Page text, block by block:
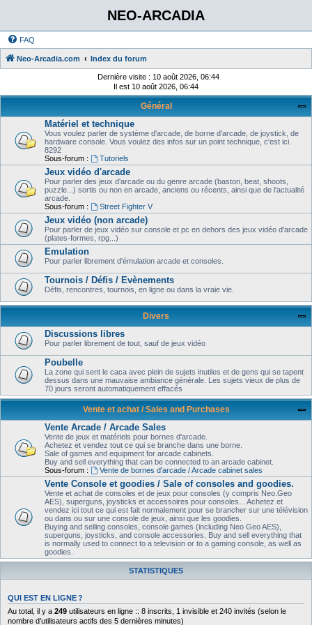
NEO-ARCADIA
FAQ
Neo-Arcadia.com Index du forum
Dernière visite : 10 août 2026, 06:44
Il est 10 août 2026, 06:44
Général
Matériel et technique
Vous voulez parler de système d'arcade, de borne d'arcade, de joystick, de
hardware console. Vous voulez des infos sur un point technique, c'est ici.
8292
Sous-forum :
Tutoriels
Jeux vidéo d'arcade
Pour parler des jeux d'arcade ou du genre arcade (baston, beat, shoots,
puzzle...) sortis ou non en arcade, anciens ou récents, ainsi que de l'actualité
arcade.
Sous-forum :
Street Fighter V
Jeux vidéo (non arcade)
Pour parler de jeux vidéo sur console et pc en dehors des jeux vidéo d'arcade
(plates-formes, rpg...)
Emulation
Pour parler librement d'émulation arcade et consoles.
Tournois / Défis / Evènements
Défis, rencontres, tournois, en ligne ou dans la vraie vie.
Divers
Discussions libres
Pour parler librement de tout, sauf de jeux vidéo
Poubelle
La zone qui sent le caca avec plein de sujets inutiles et de gens qui se tapent
dessus dans une mauvaise ambiance générale. Les sujets vieux de plus de
70 jours seront automatiquement effacés
Vente et achat / Sales and Purchases
Vente Arcade / Arcade Sales
Vente de jeux et matériels pour bornes d'arcade.
Achetez et vendez tout ce qui se branche dans une borne.
Sale of games and equipment for arcade cabinets.
Buy and sell everything that can be connected to an arcade cabinet.
Sous-forum :
Vente de bornes d'arcade / Arcade cabinet sales
Vente Console et goodies / Sale of consoles and goodies.
Vente et achat de consoles et de jeux pour consoles (y compris Neo.Geo
AES), superguns, joysticks et accessoires pour consoles... Achetez et
vendez ici tout ce qui est fait normalement pour se brancher sur une télévision
ou dans ou sur une console de jeux, ainsi que les goodies.
Buying and selling consoles, console games (including Neo Geo AES),
superguns, joysticks, and console accessories. Buy and sell everything that
is normally used to connect to a television or to a gaming console, as well as
goodies.
STATISTIQUES
QUI EST EN LIGNE ?
Au total, il y a 249 utilisateurs en ligne :: 8 inscrits, 1 invisible et 240 invités (selon le
nombre d’utilisateurs actifs des 5 dernières minutes)